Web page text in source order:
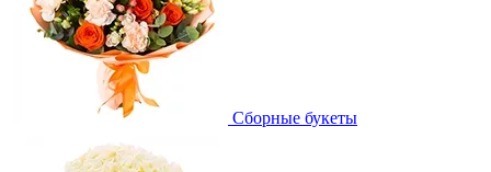
Сборные букеты